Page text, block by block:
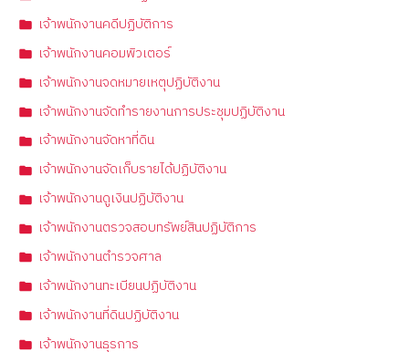
เจ้าพนักงานคดีปฏิบัติการ
เจ้าพนักงานคอมพิวเตอร์
เจ้าพนักงานจดหมายเหตุปฏิบัติงาน
เจ้าพนักงานจัดทำรายงานการประชุมปฏิบัติงาน
เจ้าพนักงานจัดหาที่ดิน
เจ้าพนักงานจัดเก็บรายได้ปฏิบัติงาน
เจ้าพนักงานดูเงินปฏิบัติงาน
เจ้าพนักงานตรวจสอบทรัพย์สินปฏิบัติการ
เจ้าพนักงานตำรวจศาล
เจ้าพนักงานทะเบียนปฏิบัติงาน
เจ้าพนักงานที่ดินปฏิบัติงาน
เจ้าพนักงานธุรการ